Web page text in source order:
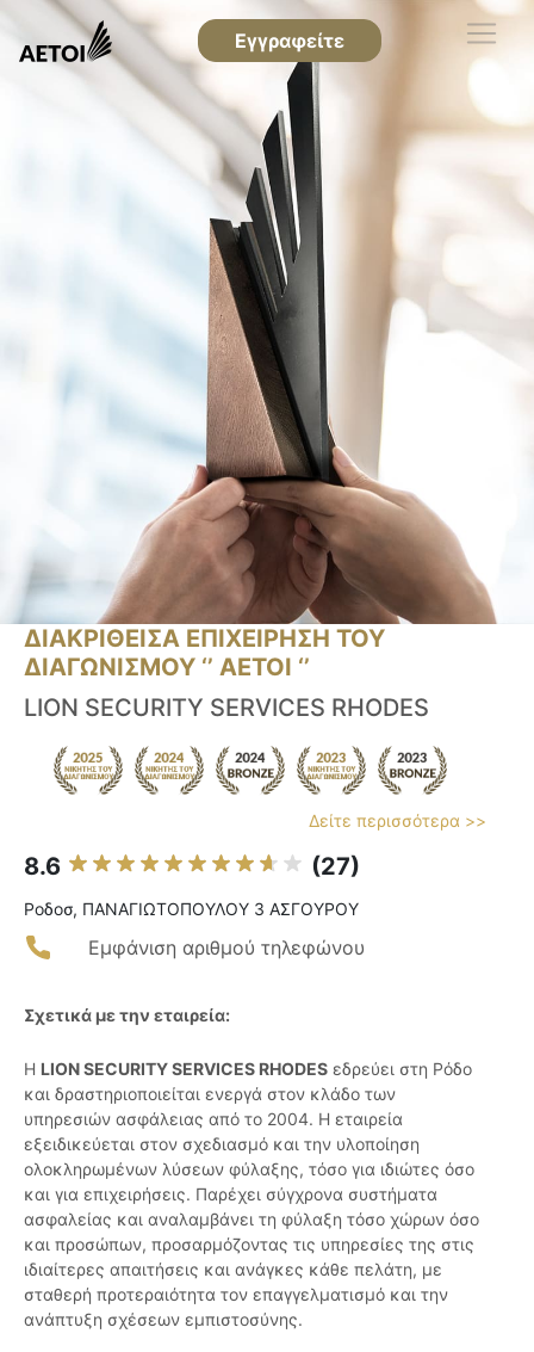
Εγγραφείτε
ΔΙΑΚΡΙΘΕΙΣΑ ΕΠΙΧΕΙΡΗΣΗ ΤΟΥ
ΔΙΑΓΩΝΙΣΜΟΥ ‘’ ΑΕΤΟΙ ‘’
LION SECURITY SERVICES RHODES
Δείτε περισσότερα >>
8.6 (27)
Ροδοσ, ΠΑΝΑΓΙΩΤΟΠΟΥΛΟΥ 3 ΑΣΓΟΥΡΟΥ
Εμφάνιση αριθμού τηλεφώνου
Σχετικά με την εταιρεία:
Η LION SECURITY SERVICES RHODES εδρεύει στη Ρόδο
και δραστηριοποιείται ενεργά στον κλάδο των
υπηρεσιών ασφάλειας από το 2004. Η εταιρεία
εξειδικεύεται στον σχεδιασμό και την υλοποίηση
ολοκληρωμένων λύσεων φύλαξης, τόσο για ιδιώτες όσο
και για επιχειρήσεις. Παρέχει σύγχρονα συστήματα
ασφαλείας και αναλαμβάνει τη φύλαξη τόσο χώρων όσο
και προσώπων, προσαρμόζοντας τις υπηρεσίες της στις
ιδιαίτερες απαιτήσεις και ανάγκες κάθε πελάτη, με
σταθερή προτεραιότητα τον επαγγελματισμό και την
ανάπτυξη σχέσεων εμπιστοσύνης.